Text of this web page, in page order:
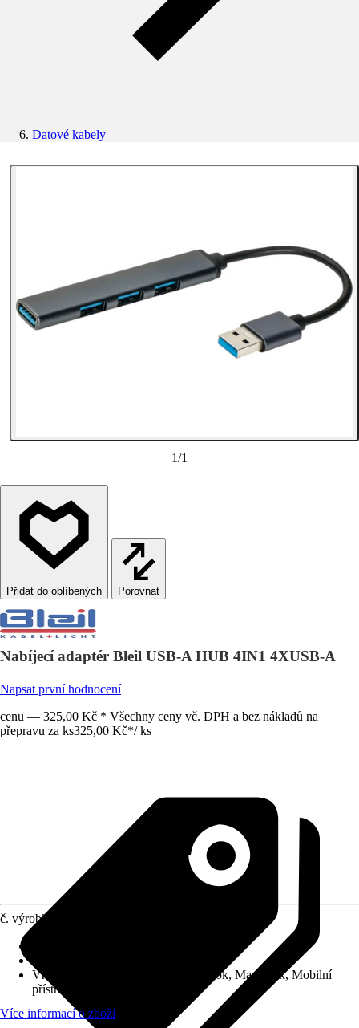
Datové kabely
1/1
Porovnat
Nabíjecí adaptér Bleil USB-A HUB 4IN1 4XUSB-A
Napsat první hodnocení
cenu — 325,00 Kč * Všechny ceny vč. DPH a bez nákladů na
přepravu za ks325,00 Kč*/ ks
č. výrobku
Vhodné pro
iPad, iPad Pro, Notebook, MacBook, Mobilní
přístroj, Tablet
Více informací o zboží